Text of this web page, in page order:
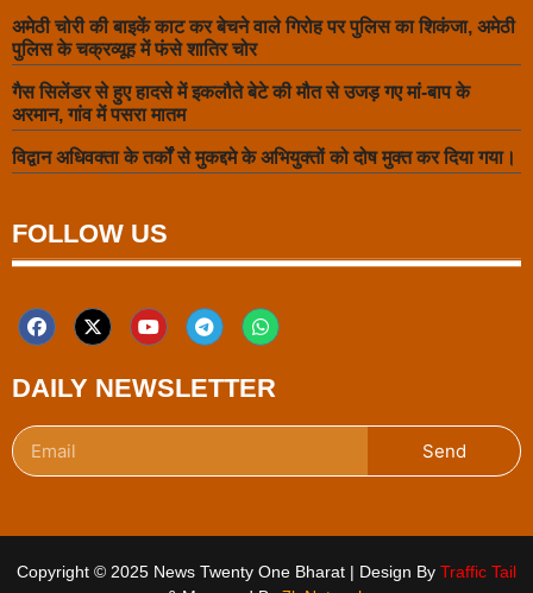
अमेठी चोरी की बाइकें काट कर बेचने वाले गिरोह पर पुलिस का शिकंजा, अमेठी
पुलिस के चक्रव्यूह में फंसे शातिर चोर
गैस सिलेंडर से हुए हादसे में इकलौते बेटे की मौत से उजड़ गए मां-बाप के
अरमान, गांव में पसरा मातम
विद्वान अधिवक्ता के तर्कों से मुकद्दमे के अभियुक्तों को दोष मुक्त कर दिया गया।
FOLLOW US
DAILY NEWSLETTER
Send
Copyright © 2025 News Twenty One Bharat | Design By Traffic Tail